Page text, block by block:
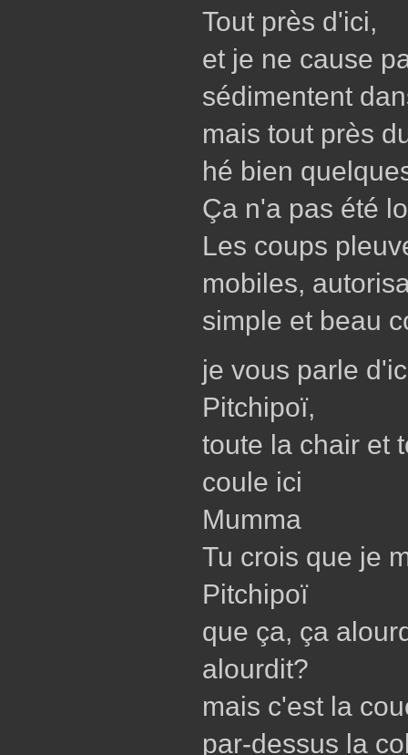
Tout près d'ici,
et je ne cause
sédimentent
mais tout près
hé bien
Ça n'a pas été
Les coups
mobiles,
simple et beau
je vous parle
Pitchipoï,
toute la chair et
coule ici
Mumma
Tu crois que je
Pitchipoï
que ça, ça
alourdit?
mais c'est la
par-dessus la